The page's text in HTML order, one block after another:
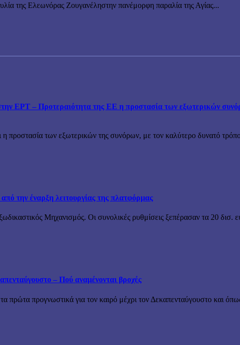
της Ελεωνόρας Ζουγανέληστην πανέμορφη παραλία της Αγίας...
ΕΡΤ – Προτεραιότητα της ΕΕ η προστασία των εξωτερικών
προστασία των εξωτερικών της συνόρων, με τον καλύτερο δυνατό
την έναρξη λειτουργίας της πλατφόρμας
Μηχανισμός. Οι συνολικές ρυθμίσεις ξεπέρασαν τα 20 δισ.
– Πού αναμένονται βροχές
προγνωστικά για τον καιρό μέχρι τον Δεκαπενταύγουστο και